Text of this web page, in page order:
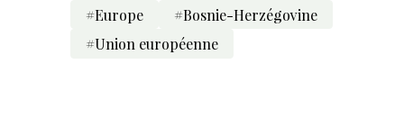
#Europe
#Bosnie-Herzégovine
#Union européenne